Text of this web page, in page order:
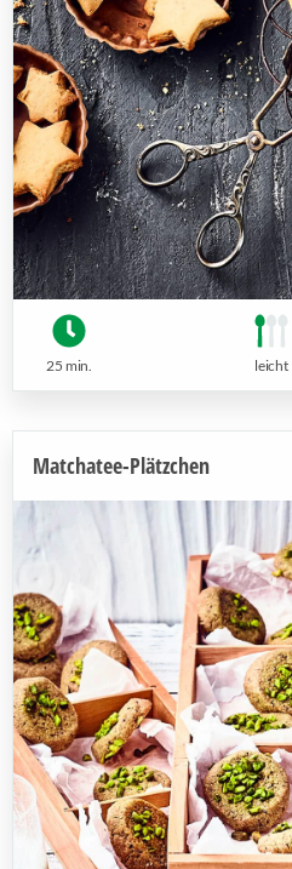
25 min. leicht
Matchatee-Plätzchen